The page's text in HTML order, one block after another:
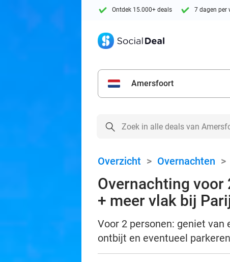
Ontdek 15.000+ deals 7 dagen per
Amersfoort
Overzicht > Overnachten >
Overnachting voor
+ meer vlak bij
Voor 2 personen: geniet
ontbijt en eventueel